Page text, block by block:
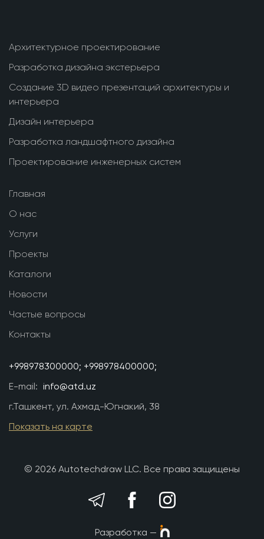
Архитектурное проектирование
Разработка дизайна экстерьера
Создание 3D видео презентаций архитектуры и
интерьера
Дизайн интерьера
Разработка ландшафтного дизайна
Проектирование инженерных систем
Главная
О нас
Услуги
Проекты
Каталоги
Новости
Частые вопросы
Контакты
+998978300000; +998978400000;
E-mail: info@atd.uz
г.Ташкент, ул. Ахмад-Югнакий, 38
Показать на карте
© 2026 Autotechdraw LLC. Все права защищены
Разработка —